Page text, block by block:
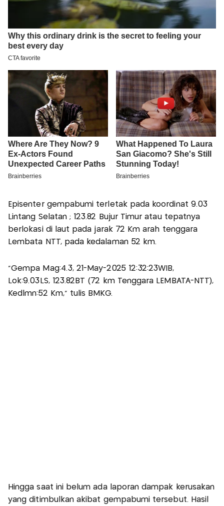
Episenter gempabumi terletak pada koordinat 9.03
Lintang Selatan ; 123.82 Bujur Timur atau tepatnya
berlokasi di laut pada jarak 72 Km arah tenggara
Lembata NTT, pada kedalaman 52 km.
"Gempa Mag:4.3, 21-May-2025 12:32:23WIB,
Lok:9.03LS, 123.82BT (72 km Tenggara LEMBATA-NTT),
Kedlmn:52 Km," tulis BMKG.
Hingga saat ini belum ada laporan dampak kerusakan
yang ditimbulkan akibat gempabumi tersebut. Hasil